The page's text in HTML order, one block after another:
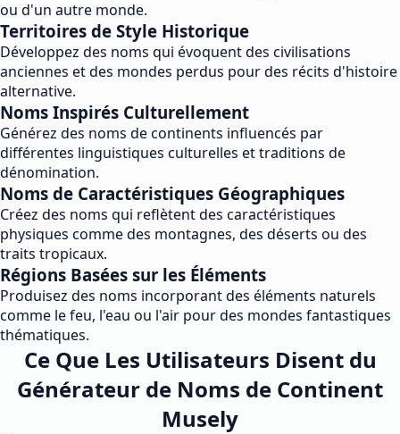
ou d'un autre monde.
Territoires de Style Historique
Développez des noms qui évoquent des civilisations
anciennes et des mondes perdus pour des récits d'histoire
alternative.
Noms Inspirés Culturellement
Générez des noms de continents influencés par
différentes linguistiques culturelles et traditions de
dénomination.
Noms de Caractéristiques Géographiques
Créez des noms qui reflètent des caractéristiques
physiques comme des montagnes, des déserts ou des
traits tropicaux.
Régions Basées sur les Éléments
Produisez des noms incorporant des éléments naturels
comme le feu, l'eau ou l'air pour des mondes fantastiques
thématiques.
Ce Que Les Utilisateurs Disent du
Générateur de Noms de Continent
Musely